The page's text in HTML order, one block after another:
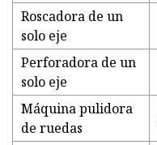
Roscadora de un
solo eje
Perforadora de un
solo eje
Máquina pulidora
de ruedas